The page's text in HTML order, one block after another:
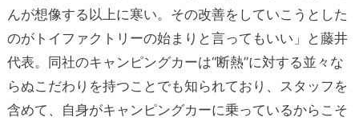
んが想像する以上に寒い。その改善をしていこうとした
のがトイファクトリーの始まりと言ってもいい」と藤井
代表。同社のキャンピングカーは“断熱”に対する並々な
らぬこだわりを持つことでも知られており、スタッフを
含めて、自身がキャンピングカーに乗っているからこそ